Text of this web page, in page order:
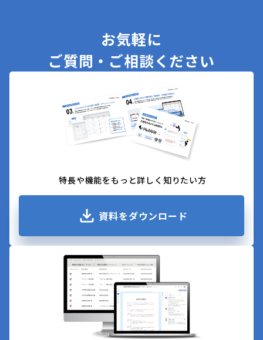
お気軽に
ご質問・ご相談ください
特長や機能をもっと詳しく知りたい方
資料をダウンロード